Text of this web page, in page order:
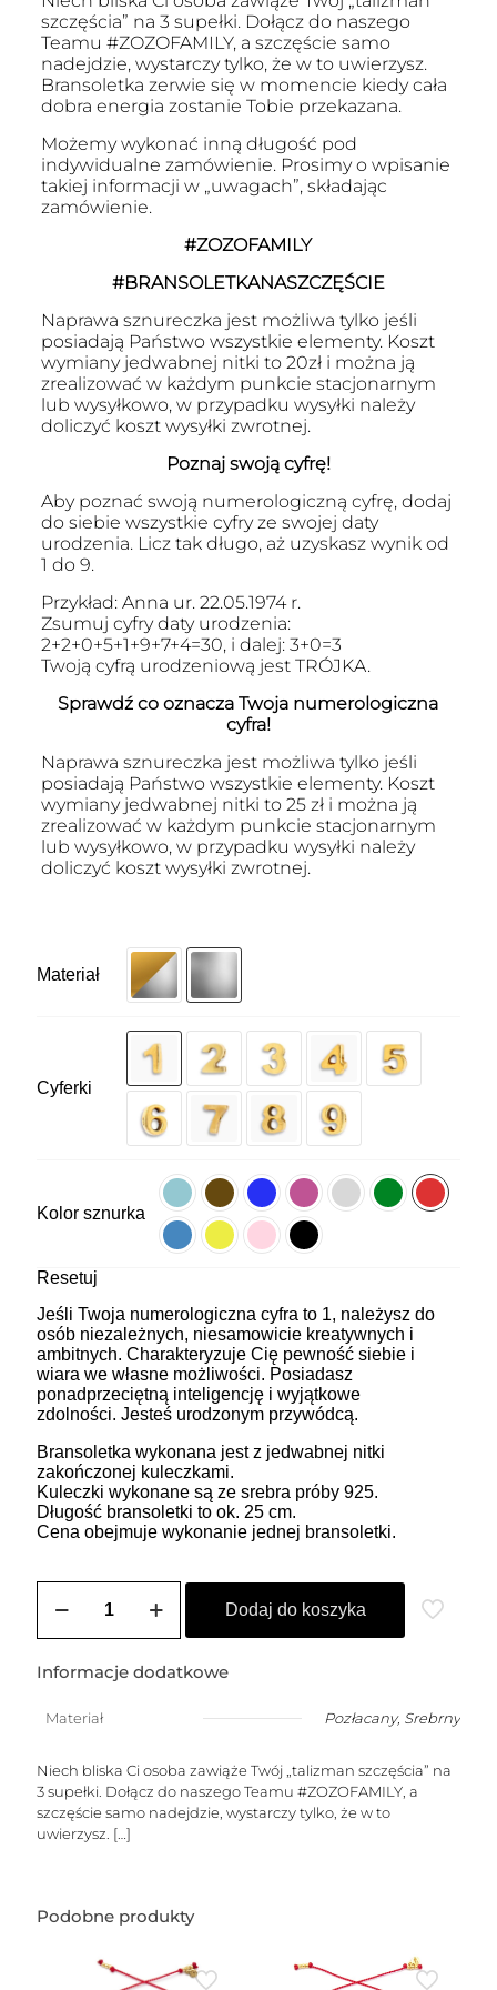
120.00 zł.100.00 zł.
szczęścia” na 3 supełki. Dołącz do naszego
Teamu #ZOZOFAMILY, a szczęście samo
nadejdzie, wystarczy tylko, że w to uwierzysz.
Bransoletka zerwie się w momencie kiedy cała
dobra energia zostanie Tobie przekazana.
Możemy wykonać inną długość pod
indywidualne zamówienie. Prosimy o wpisanie
takiej informacji w „uwagach”, składając
zamówienie.
#ZOZOFAMILY
#BRANSOLETKANASZCZĘŚCIE
Naprawa sznureczka jest możliwa tylko jeśli
posiadają Państwo wszystkie elementy. Koszt
wymiany jedwabnej nitki to 20zł i można ją
zrealizować w każdym punkcie stacjonarnym
lub wysyłkowo, w przypadku wysyłki należy
doliczyć koszt wysyłki zwrotnej.
Poznaj swoją cyfrę!
Aby poznać swoją numerologiczną cyfrę, dodaj
do siebie wszystkie cyfry ze swojej daty
urodzenia. Licz tak długo, aż uzyskasz wynik od
1 do 9.
Przykład: Anna ur. 22.05.1974 r.
Zsumuj cyfry daty urodzenia:
2+2+0+5+1+9+7+4=30, i dalej: 3+0=3
Twoją cyfrą urodzeniową jest TRÓJKA.
Sprawdź co oznacza Twoja numerologiczna
cyfra!
Naprawa sznureczka jest możliwa tylko jeśli
posiadają Państwo wszystkie elementy. Koszt
wymiany jedwabnej nitki to 25 zł i można ją
zrealizować w każdym punkcie stacjonarnym
lub wysyłkowo, w przypadku wysyłki należy
doliczyć koszt wysyłki zwrotnej.
Materiał
Cyferki
Kolor sznurka
Resetuj
Jeśli Twoja numerologiczna cyfra to 1, należysz do
osób niezależnych, niesamowicie kreatywnych i
ambitnych. Charakteryzuje Cię pewność siebie i
wiara we własne możliwości. Posiadasz
ponadprzeciętną inteligencję i wyjątkowe
zdolności. Jesteś urodzonym przywódcą.
Bransoletka wykonana jest z jedwabnej nitki
zakończonej kuleczkami.
Kuleczki wykonane są ze srebra próby 925.
Długość bransoletki to ok. 25 cm.
Cena obejmuje wykonanie jednej bransoletki.
Bransoletka
szczęście
dowolną
Dodaj do koszyka
Informacje dodatkowe
Materiał Pozłacany, Srebrny
Niech bliska Ci osoba zawiąże Twój „talizman szczęścia” na
3 supełki. Dołącz do naszego Teamu #ZOZOFAMILY, a
szczęście samo nadejdzie, wystarczy tylko, że w to
uwierzysz. […]
Podobne produkty